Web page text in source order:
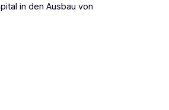
in den Ausbau von